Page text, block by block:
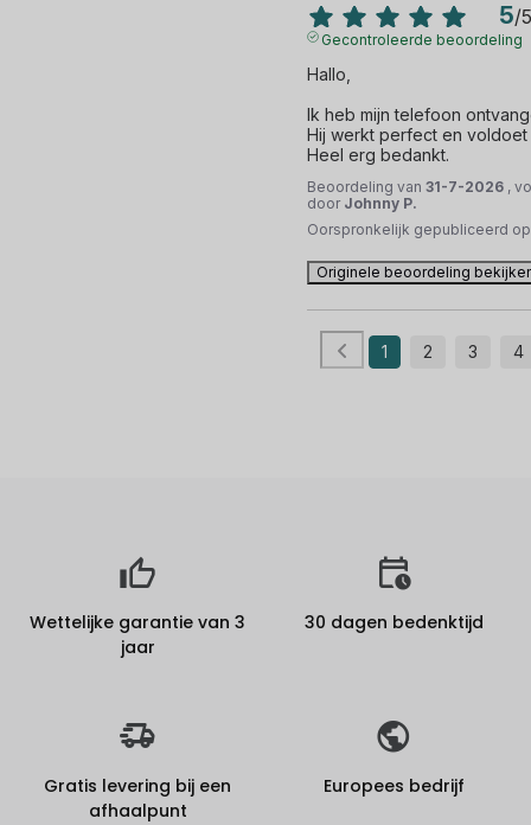
5/5
Gecontroleerde beoordeling
Hallo,
Ik heb mijn telefoon
Hij werkt perfect en voldoet
Heel erg bedankt.
Beoordeling van 31-7-2026 ,
door Johnny P.
Oorspronkelijk gepubliceerd
Originele beoordeling
1 2 3 4
Wettelijke garantie van 3
jaar
30 dagen bedenktijd
Gratis levering bij een
afhaalpunt
Europees bedrijf